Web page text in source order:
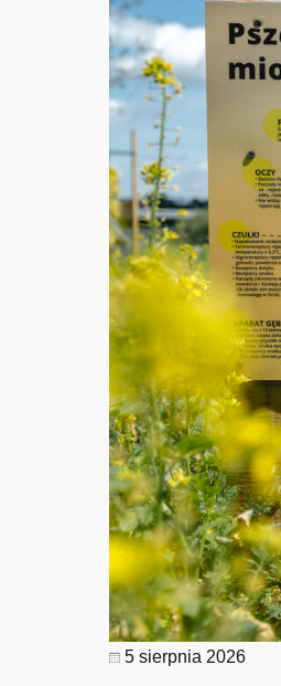
5 sierpnia 2026